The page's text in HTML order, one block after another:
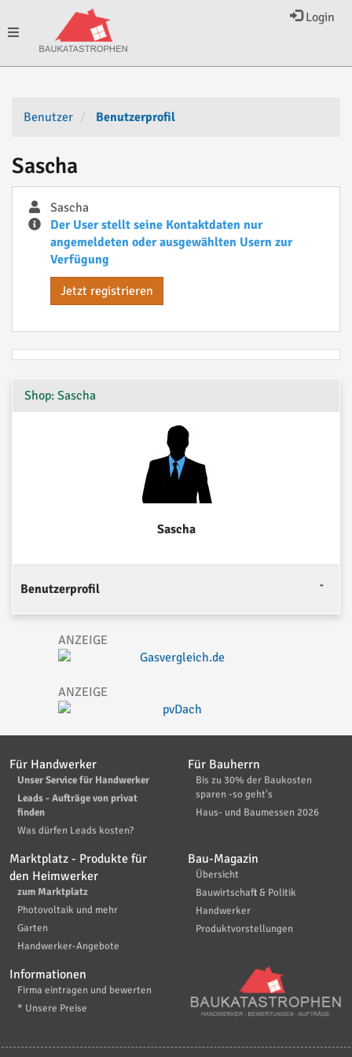
Login
Toggle
Benutzer
Benutzerprofil
Sascha
Sascha
Der User stellt seine Kontaktdaten nur
angemeldeten oder ausgewählten Usern zur
Verfügung
Jetzt registrieren
Shop: Sascha
Sascha
Benutzerprofil
Für Handwerker
Unser Service für Handwerker
Leads - Aufträge von privat
finden
Was dürfen Leads kosten?
Für Bauherrn
Bis zu 30% der Baukosten
sparen -so geht's
Haus- und Baumessen 2026
Marktplatz - Produkte für
den Heimwerker
zum Marktplatz
Photovoltaik und mehr
Garten
Handwerker-Angebote
Bau-Magazin
Übersicht
Bauwirtschaft & Politik
Handwerker
Produktvorstellungen
Informationen
Firma eintragen und bewerten
* Unsere Preise